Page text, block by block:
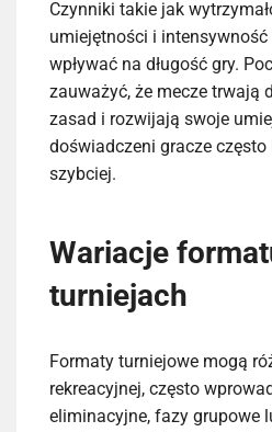
Czynniki takie jak
umiejętności i
wpływać na długość gry.
zauważyć, że mecze trwają
zasad i rozwijają swoje
doświadczeni gracze często
szybciej.
Wariacje
turniejach
Formaty turniejowe mogą
rekreacyjnej, często
eliminacyjne, fazy grupowe